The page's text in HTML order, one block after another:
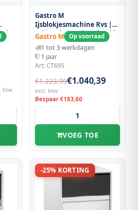
btw
Gastro M
Ijsblokjesmachine Rvs |
40kg/24h | Luchtgekoeld
480x580x750(h)mm
Gastro M Op voorraad
1 tot 3 werkdagen
1 jaar
Art: CT695
€1.223,99€1.040,39
excl. btw
Bespaar €183,60
VOEG TOE
-25% KORTING